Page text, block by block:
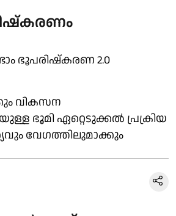
ഭൂപരിഷ്‌കരണ 2.0
വികസന
ഭൂമി ഏറ്റെടുക്കൽ പ്രക്രിയ
വേഗത്തിലുമാക്കും